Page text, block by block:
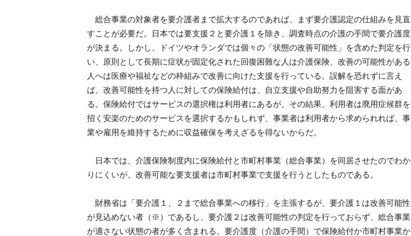
総合事業の対象者を要介護者まで拡大するのであれば、まず要介護認定の仕組みを見直
すことが必要だ。日本では要支援２と要介護１を除き、調査時点の介護の手間で要介護度
が決まる。しかし、ドイツやオランダでは個々の「状態の改善可能性」を含めた判定を行
い、原則として長期に症状が固定化された回復困難な人は介護保険、改善の可能性がある
人へは医療や福祉などの枠組みで改善に向けた支援を行っている。誤解を恐れずに言え
ば、改善可能性を持つ人に対しての保険給付は、自立支援や自助努力を阻害する面があ
る。保険給付ではサービスの選択権は利用者にあるが、その結果、利用者は廃用症候群を
招く安楽のためのサービスを選択するかもしれず、事業者は利用者から求められれば、事
業や雇用を維持するために収益確保を考えざるを得ないからだ。
日本では、介護保険制度内に保険給付と市町村事業（総合事業）を同居させたのでわか
りにくいが、改善可能な要支援者は市町村事業で支援を行うとしたものである。
財務省は「要介護１、２まで総合事業への移行」を主張するが、要介護１は改善可能性
が見込めない者（※）であるし、要介護２は改善可能性の判定を行っておらず、総合事業
が適さない状態の者が多く含まれる。要介護度（介護の手間）で保険給付か市町村事業か